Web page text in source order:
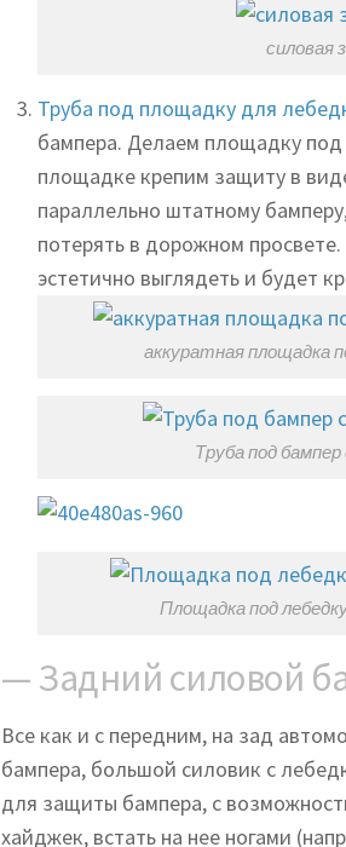
силовая
Труба под площадку для
бампера. Делаем площадку под
площадке крепим защиту в
параллельно штатному
потерять в дорожном
эстетично выглядеть и будет
аккуратная площадка
Труба под
Площадка под
— Задний силовой
Все как и с передним, на зад
бампера, большой силовик с
для защиты бампера, с
хайджек, встать на нее ногами